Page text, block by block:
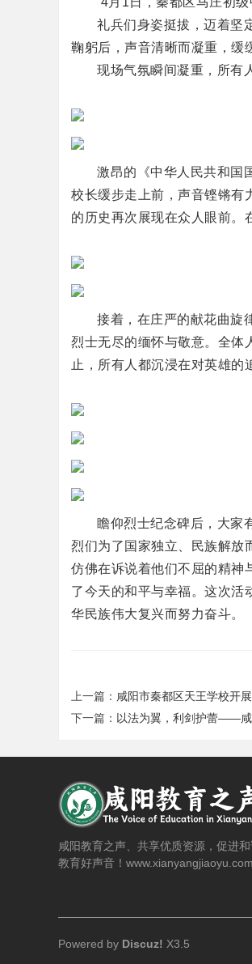
礼兵们身姿挺拔，迈着坚
鞠躬后，声音清晰而凝重，缓
现场气氛瞬间凝重，所有
激昂的《中华人民共和国
校长缓步走上前，声音铿锵有
的历史再次展现在众人眼前。
接着，在庄严的献花曲旋
烈士无尽的缅怀与敬意。全体
止，所有人都沉浸在对英雄的
瞻仰烈士纪念碑后，大家
烈们为了国家独立、民族解放
仿佛在诉说着他们不屈的精神
了今天的和平与幸福。这次活
华民族伟大复兴而努力奋斗。
上一篇： 咸阳市秦都区天王学校开
下一篇： 以法为翼，利剑护蕾——咸
咸阳教育之声、共享优质资源，促进
教育好声音！www.xianyangjiaoyu.com
Powered by Discuz! X3.5